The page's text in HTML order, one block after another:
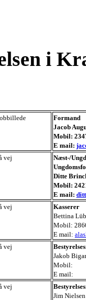
i
Formand
Jacob
Mobil:
E mail:
vej
Næst-/
Ditte
Mobil:
E mail:
vej
Kasserer
Bettina
Mobil:
E mail:
vej
Jakob
Mobil:
E mail:
vej
Jim Nielsen